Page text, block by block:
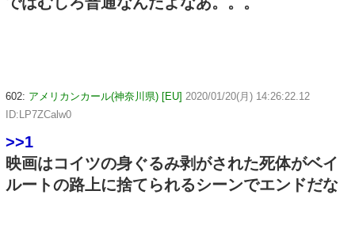
602: アメリカンカール(神奈川県) [EU] 2020/01/20(月) 14:26:22.12
ID:LP7ZCalw0
>>1
映画はコイツの身ぐるみ剥がされた死体がベイ
ルートの路上に捨てられるシーンでエンドだな